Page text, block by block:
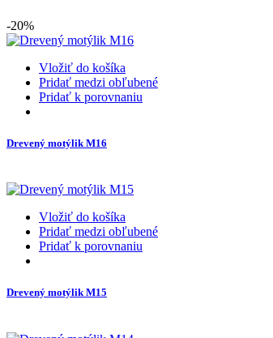
-20%
Vložiť do košíka
Pridať medzi obľubené
Pridať k porovnaniu
Drevený motýlik M16
Vložiť do košíka
Pridať medzi obľubené
Pridať k porovnaniu
Drevený motýlik M15